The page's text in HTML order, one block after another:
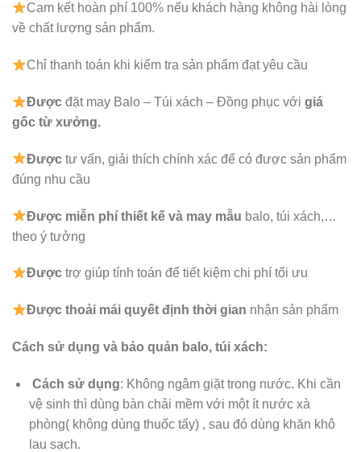
Cam kết hoàn phí 100% nếu khách hàng không hài lòng
về chất lượng sản phẩm.
Chỉ thanh toán khi kiểm tra sản phẩm đạt yêu cầu
Được đặt may Balo – Túi xách – Đồng phục vớigiá
gốc từ xưởng.
Đượctư vấn, giải thích chính xác để có được sản phẩm
đúng nhu cầu
Được miễn phí thiết kế và may mẫu balo, túi xách,…
theo ý tưởng
Đượctrợ giúp tính toán để tiết kiệm chi phí tối ưu
Đượcthoải mái quyết định thời gian nhận sản phẩm
Cách sử dụng và bảo quản balo, túi xách:
Cách sử dụng: Không ngâm giặt trong nước. Khi cần
vệ sinh thì dùng bàn chải mềm với một ít nước xà
phòng( không dùng thuốc tẩy) , sau đó dùng khăn khô
lau sạch.